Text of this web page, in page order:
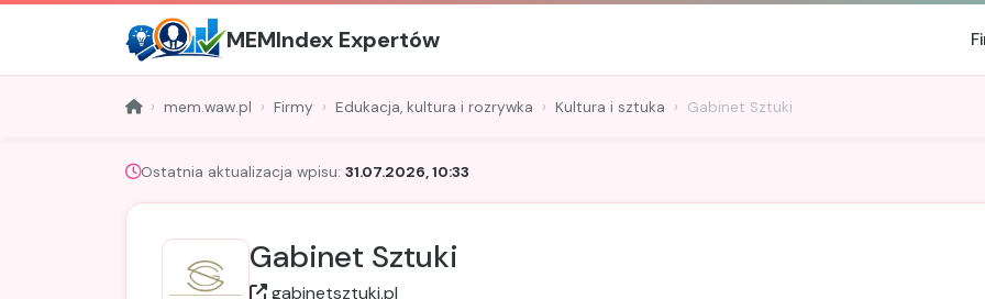
MEMIndex Expertów
mem.waw.pl Firmy Edukacja, kultura i rozrywka Kultura i sztuka Gabinet Sztuki
Ostatnia aktualizacja wpisu: 31.07.2026, 10:33
Gabinet Sztuki
gabinetsztuki.pl